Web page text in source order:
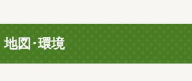
地図･環境